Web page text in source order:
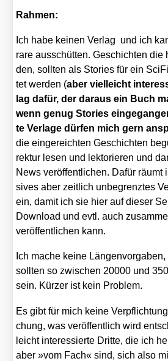
Rah­men:
Ich habe kei­nen Ver­lag und ich
ra­re aus­schüt­ten. Geschich­ten
den, soll­ten als Sto­ries für ein
tet wer­den (aber viel­leicht
lag dafür, der dar­aus ein Buch
wenn genug Sto­ries
te Ver­la­ge dür­fen mich gern
die ein­ge­reich­ten Geschich­ten
rek­tur lesen und lek­to­rie­ren und
News ver­öf­fent­li­chen. Dafür
si­ves aber zeit­lich unbe­grenz­tes
ein, damit ich sie hier auf die­ser
Down­load und evtl. auch
ver­öf­fent­li­chen kann.
Ich mache kei­ne
soll­ten so zwi­schen 20000 und
sein. Kür­zer ist kein Pro­blem.
Es gibt für mich kei­ne
chung, was ver­öf­fent­lich wird
leicht inter­es­sier­te Drit­te, die ich
aber »vom Fach« sind, sich also